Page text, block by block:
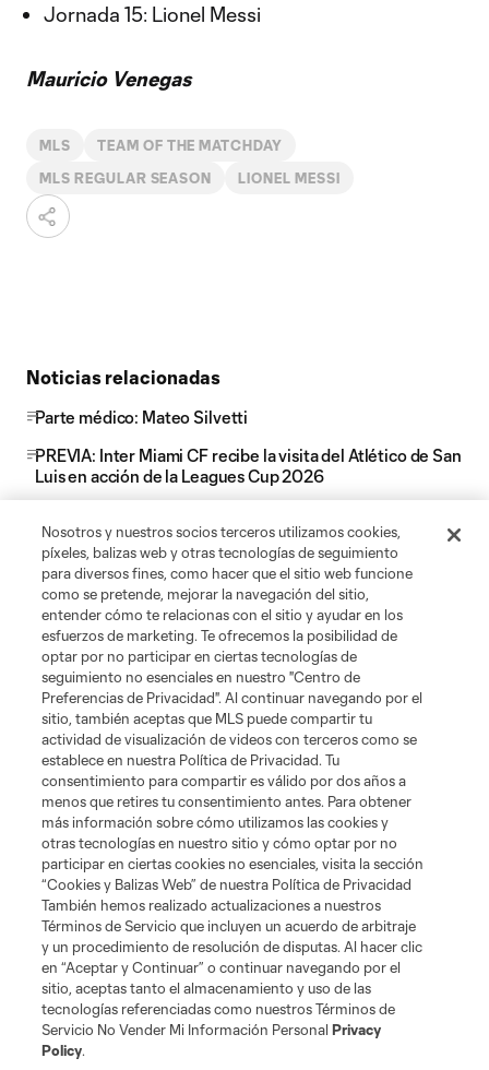
Jornada 15: Lionel Messi
Mauricio Venegas
MLS TEAM OF THE MATCHDAY
MLS REGULAR SEASON LIONEL MESSI
Noticias relacionadas
Parte médico: Mateo Silvetti
PREVIA: Inter Miami CF recibe la visita del Atlético de San
Luis en acción de la Leagues Cup 2026
restaurantes favoritos de Miami, a su oferta
gastronómica para los días de partido, y amplía la
presencia de La Birra Bar
Sitios Web del Club
Club
Tickets
News
MLSSOCCER.COM
Nosotros y nuestros socios terceros utilizamos cookies,
píxeles, balizas web y otras tecnologías de seguimiento
para diversos fines, como hacer que el sitio web funcione
como se pretende, mejorar la navegación del sitio,
entender cómo te relacionas con el sitio y ayudar en los
esfuerzos de marketing. Te ofrecemos la posibilidad de
optar por no participar en ciertas tecnologías de
seguimiento no esenciales en nuestro "Centro de
Preferencias de Privacidad". Al continuar navegando por el
sitio, también aceptas que MLS puede compartir tu
actividad de visualización de videos con terceros como se
establece en nuestra Política de Privacidad. Tu
consentimiento para compartir es válido por dos años a
menos que retires tu consentimiento antes. Para obtener
más información sobre cómo utilizamos las cookies y
otras tecnologías en nuestro sitio y cómo optar por no
participar en ciertas cookies no esenciales, visita la sección
“Cookies y Balizas Web” de nuestra Política de Privacidad
También hemos realizado actualizaciones a nuestros
Términos de Servicio que incluyen un acuerdo de arbitraje
y un procedimiento de resolución de disputas. Al hacer clic
en “Aceptar y Continuar” o continuar navegando por el
sitio, aceptas tanto el almacenamiento y uso de las
tecnologías referenciadas como nuestros Términos de
Servicio No Vender Mi Información PersonalPrivacy
Policy.